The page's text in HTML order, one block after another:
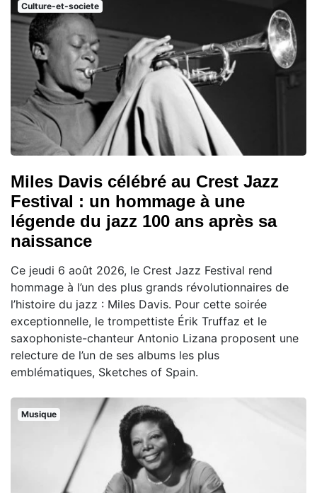
Culture-et-societe
Miles Davis célébré au Crest Jazz
Festival : un hommage à une
légende du jazz 100 ans après sa
naissance
Ce jeudi 6 août 2026, le Crest Jazz Festival rend
hommage à l’un des plus grands révolutionnaires de
l’histoire du jazz : Miles Davis. Pour cette soirée
exceptionnelle, le trompettiste Érik Truffaz et le
saxophoniste-chanteur Antonio Lizana proposent une
relecture de l’un de ses albums les plus
emblématiques, Sketches of Spain.
Musique